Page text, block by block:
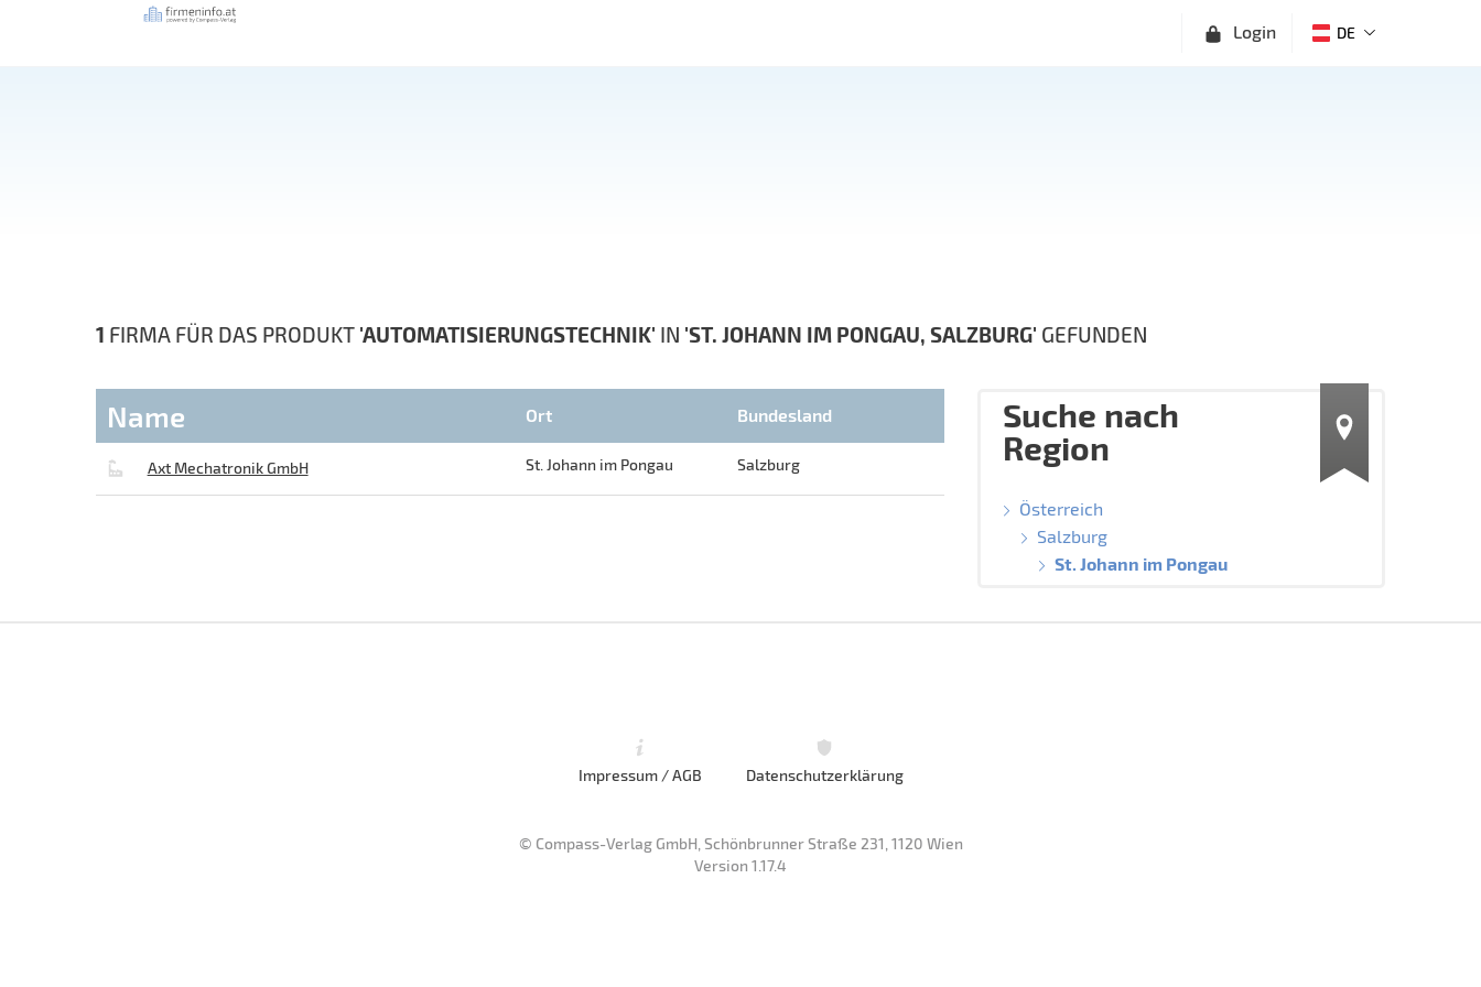
Login DE
1 FIRMA FÜR DAS PRODUKT 'AUTOMATISIERUNGSTECHNIK' IN 'ST. JOHANN IM PONGAU, SALZBURG' GEFUNDEN
Name Ort Bundesland
Axt Mechatronik GmbH St. Johann im Pongau Salzburg
Suche nach
Region
Österreich
Salzburg
St. Johann im Pongau
Impressum / AGB Datenschutzerklärung
© Compass-Verlag GmbH, Schönbrunner Straße 231, 1120 Wien
Version 1.17.4